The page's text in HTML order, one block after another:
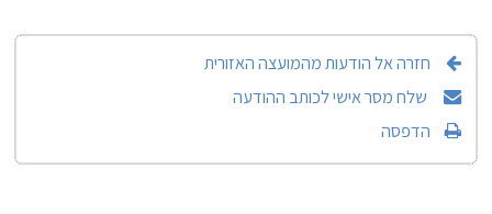
חזרה אל הודעות מהמועצה האזורית
שלח מסר אישי לכותב ההודעה
הדפסה